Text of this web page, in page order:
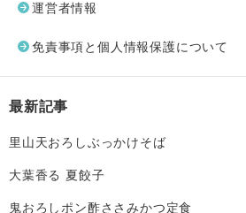
運営者情報
免責事項と個人情報保護について
最新記事
里山天おろしぶっかけそば
大葉香る 夏餃子
鬼おろしポン酢ささみかつ定食